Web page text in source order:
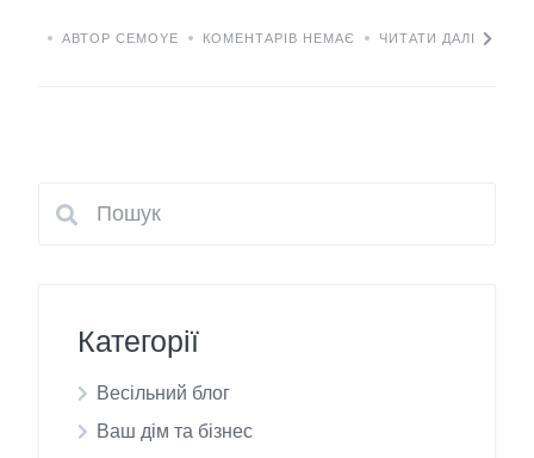
АВТОР CEMOYE КОМЕНТАРІВ НЕМАЄ ЧИТАТИ ДАЛІ
Категорії
Весільний блог
Ваш дім та бізнес